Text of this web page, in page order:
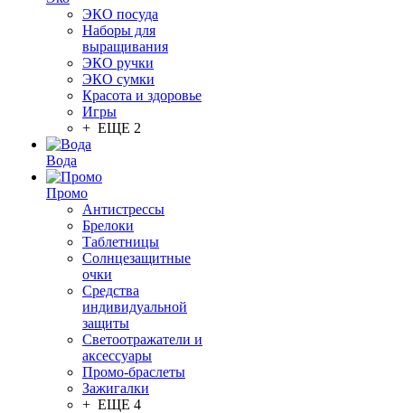
ЭКО посуда
Наборы для
выращивания
ЭКО ручки
ЭКО сумки
Красота и здоровье
Игры
+ ЕЩЕ 2
Вода
Промо
Антистрессы
Брелоки
Таблетницы
Солнцезащитные
очки
Средства
индивидуальной
защиты
Светоотражатели и
аксессуары
Промо-браслеты
Зажигалки
+ ЕЩЕ 4